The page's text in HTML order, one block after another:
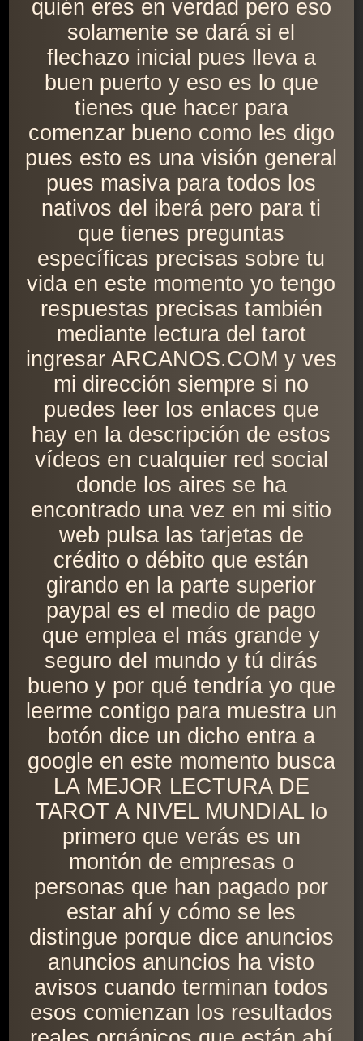
quién eres en verdad pero eso
solamente se dará si el
flechazo inicial pues lleva a
buen puerto y eso es lo que
tienes que hacer para
comenzar bueno como les digo
pues esto es una visión general
pues masiva para todos los
nativos del iberá pero para ti
que tienes preguntas
específicas precisas sobre tu
vida en este momento yo tengo
respuestas precisas también
mediante lectura del tarot
ingresar ARCANOS.COM y ves
mi dirección siempre si no
puedes leer los enlaces que
hay en la descripción de estos
vídeos en cualquier red social
donde los aires se ha
encontrado una vez en mi sitio
web pulsa las tarjetas de
crédito o débito que están
girando en la parte superior
paypal es el medio de pago
que emplea el más grande y
seguro del mundo y tú dirás
bueno y por qué tendría yo que
leerme contigo para muestra un
botón dice un dicho entra a
google en este momento busca
LA MEJOR LECTURA DE
TAROT A NIVEL MUNDIAL lo
primero que verás es un
montón de empresas o
personas que han pagado por
estar ahí y cómo se les
distingue porque dice anuncios
anuncios anuncios ha visto
avisos cuando terminan todos
esos comienzan los resultados